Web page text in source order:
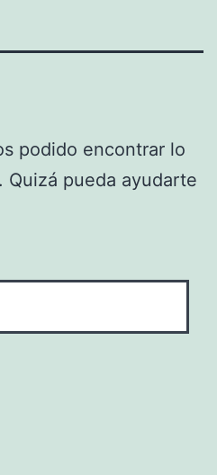
podido encontrar lo
Quizá pueda ayudarte